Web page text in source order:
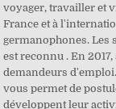
voyager, travailler et
France et à
germanophones. Les
est reconnu . En
demandeurs
vous permet de
développent leur